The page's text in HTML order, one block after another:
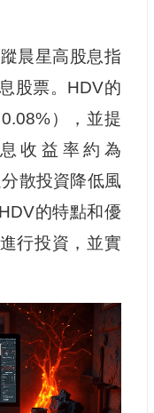
晨星高股息指
股票。HDV的
），並提
收益率約為
散投資降低風
的特點和優
行投資，並實